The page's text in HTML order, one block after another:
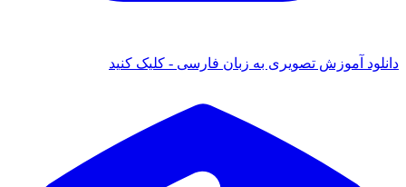
آموزش تصویری به زبان فارسی - کلیک کنید